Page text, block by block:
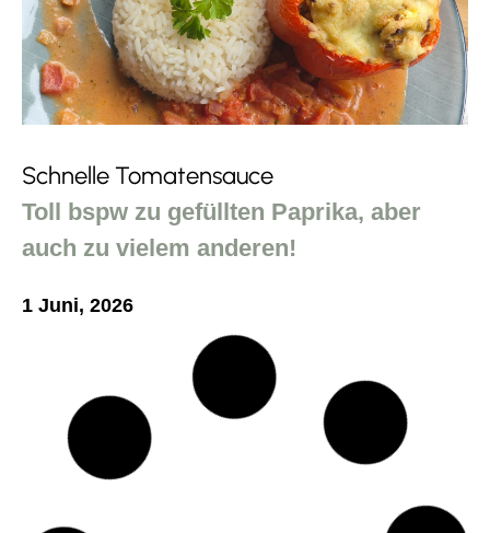
Schnelle Tomatensauce
Toll bspw zu gefüllten Paprika, aber
auch zu vielem anderen!
1 Juni, 2026